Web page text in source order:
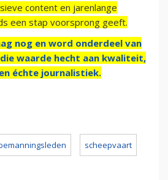
content en jarenlange
een stap voorsprong geeft.
nog en word onderdeel van
waarde hecht aan kwaliteit,
échte journalistiek.
scheepvaart